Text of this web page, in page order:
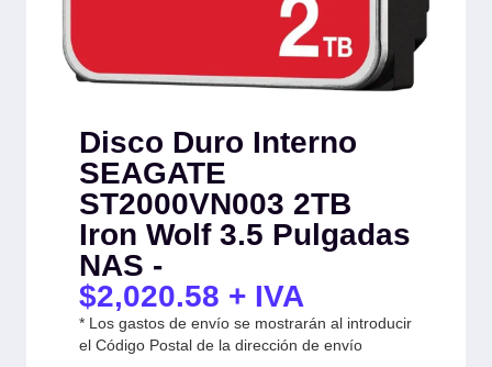
Disco Duro Interno
SEAGATE
ST2000VN003 2TB
Iron Wolf 3.5 Pulgadas
NAS -
$2,020.58 + IVA
* Los gastos de envío se mostrarán al introducir
el Código Postal de la dirección de envío